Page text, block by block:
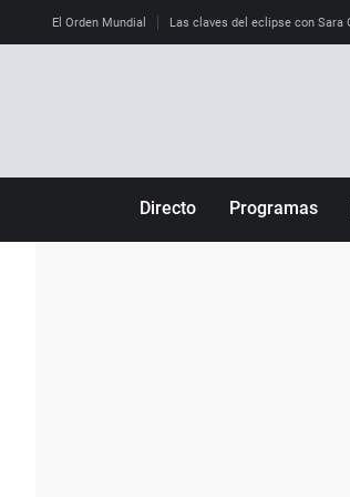
El Orden Mundial Las claves del eclipse con Sara
Directo Programas